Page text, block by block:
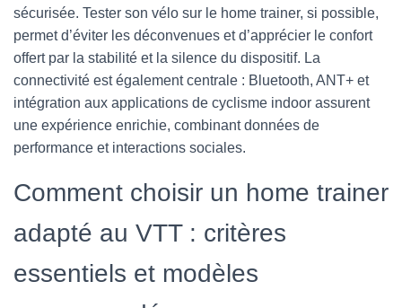
sécurisée. Tester son vélo sur le home trainer, si possible,
permet d’éviter les déconvenues et d’apprécier le confort
offert par la stabilité et la silence du dispositif. La
connectivité est également centrale : Bluetooth, ANT+ et
intégration aux applications de cyclisme indoor assurent
une expérience enrichie, combinant données de
performance et interactions sociales.
Comment choisir un home trainer
adapté au VTT : critères
essentiels et modèles